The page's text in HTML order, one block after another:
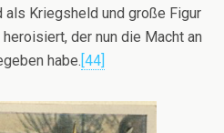
als Kriegsheld und große Figur
der nun die Macht an
habe.[44]